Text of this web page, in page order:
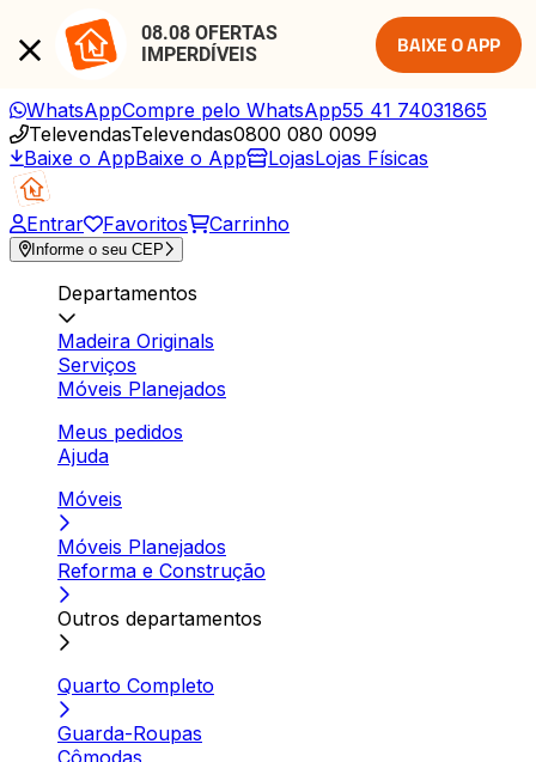
08.08 OFERTAS
IMPERDÍVEIS
BAIXE O APP
WhatsAppCompre pelo WhatsApp55 41 74031865
TelevendasTelevendas0800 080 0099
Baixe o AppBaixe o App LojasLojas Físicas
Entrar Favoritos Carrinho
Informe o seu CEP
Departamentos
Madeira Originals
Serviços
Móveis Planejados
Meus pedidos
Ajuda
Móveis
Móveis Planejados
Reforma e Construção
Outros departamentos
Quarto Completo
Guarda-Roupas
Cômodas